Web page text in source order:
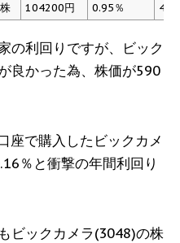
104200円 0.95％
の利回りですが、ビック
良かった為、株価が590
座で購入したビックカメ
％と衝撃の年間利回り
ビックカメラ(3048)の株